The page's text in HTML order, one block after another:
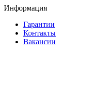
Информация
Гарантии
Контакты
Вакансии